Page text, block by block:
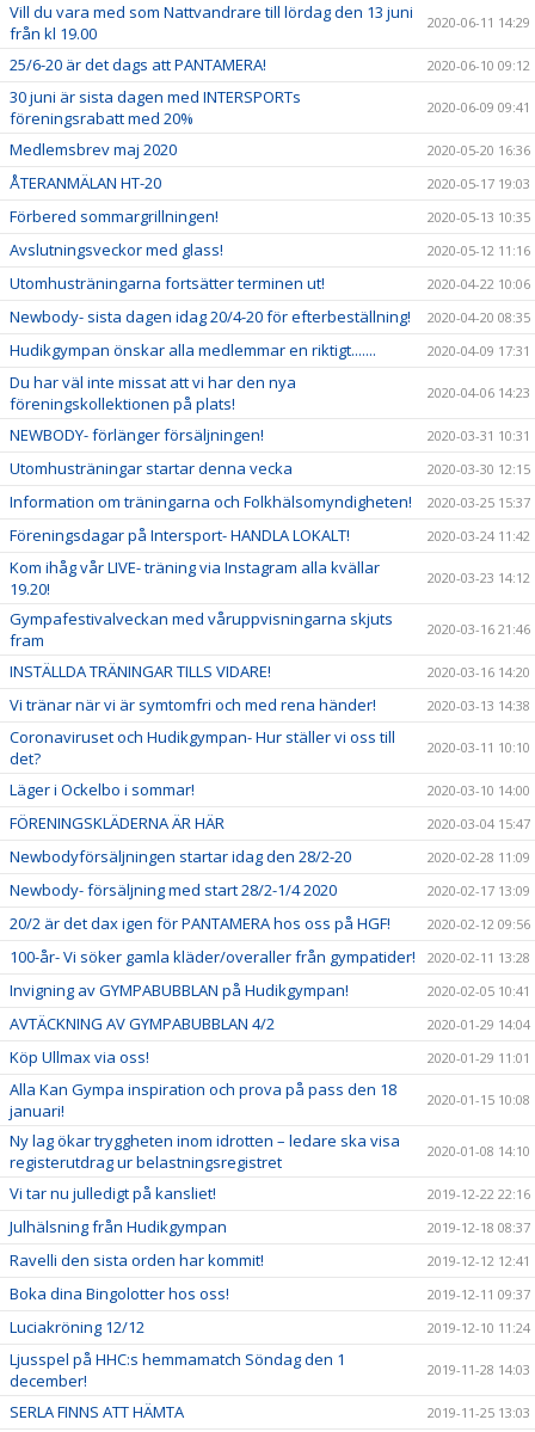
Vill du vara med som Nattvandrare till lördag den 13 juni
från kl 19.00
2020-06-11 14:29
25/6-20 är det dags att PANTAMERA! 2020-06-10 09:12
30 juni är sista dagen med INTERSPORTs
föreningsrabatt med 20%
2020-06-09 09:41
Medlemsbrev maj 2020 2020-05-20 16:36
ÅTERANMÄLAN HT-20 2020-05-17 19:03
Förbered sommargrillningen! 2020-05-13 10:35
Avslutningsveckor med glass! 2020-05-12 11:16
Utomhusträningarna fortsätter terminen ut! 2020-04-22 10:06
Newbody- sista dagen idag 20/4-20 för efterbeställning! 2020-04-20 08:35
Hudikgympan önskar alla medlemmar en riktigt....... 2020-04-09 17:31
Du har väl inte missat att vi har den nya
föreningskollektionen på plats!
2020-04-06 14:23
NEWBODY- förlänger försäljningen! 2020-03-31 10:31
Utomhusträningar startar denna vecka 2020-03-30 12:15
Information om träningarna och Folkhälsomyndigheten! 2020-03-25 15:37
Föreningsdagar på Intersport- HANDLA LOKALT! 2020-03-24 11:42
Kom ihåg vår LIVE- träning via Instagram alla kvällar
19.20!
2020-03-23 14:12
Gympafestivalveckan med våruppvisningarna skjuts
fram
2020-03-16 21:46
INSTÄLLDA TRÄNINGAR TILLS VIDARE! 2020-03-16 14:20
Vi tränar när vi är symtomfri och med rena händer! 2020-03-13 14:38
Coronaviruset och Hudikgympan- Hur ställer vi oss till
det?
2020-03-11 10:10
Läger i Ockelbo i sommar! 2020-03-10 14:00
FÖRENINGSKLÄDERNA ÄR HÄR 2020-03-04 15:47
Newbodyförsäljningen startar idag den 28/2-20 2020-02-28 11:09
Newbody- försäljning med start 28/2-1/4 2020 2020-02-17 13:09
20/2 är det dax igen för PANTAMERA hos oss på HGF! 2020-02-12 09:56
100-år- Vi söker gamla kläder/overaller från gympatider! 2020-02-11 13:28
Invigning av GYMPABUBBLAN på Hudikgympan! 2020-02-05 10:41
AVTÄCKNING AV GYMPABUBBLAN 4/2 2020-01-29 14:04
Köp Ullmax via oss! 2020-01-29 11:01
Alla Kan Gympa inspiration och prova på pass den 18
januari!
2020-01-15 10:08
Ny lag ökar tryggheten inom idrotten – ledare ska visa
registerutdrag ur belastningsregistret
2020-01-08 14:10
Vi tar nu julledigt på kansliet! 2019-12-22 22:16
Julhälsning från Hudikgympan 2019-12-18 08:37
Ravelli den sista orden har kommit! 2019-12-12 12:41
Boka dina Bingolotter hos oss! 2019-12-11 09:37
Luciakröning 12/12 2019-12-10 11:24
Ljusspel på HHC:s hemmamatch Söndag den 1
december!
2019-11-28 14:03
SERLA FINNS ATT HÄMTA 2019-11-25 13:03